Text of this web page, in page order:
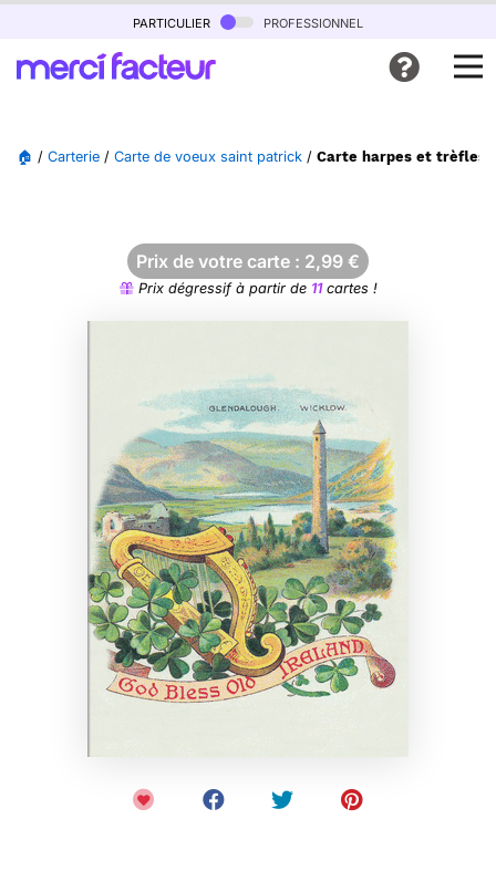
particulier professionnel
🏠 / Carterie / Carte de voeux saint patrick / Carte harpes et trèfles
Prix de votre carte : 2,99 €
Prix dégressif à partir de 11cartes !